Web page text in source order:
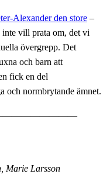
Alexander den store –
vill prata om, det vi
övergrepp. Det
och barn att
fick en del
och normbrytande ämnet.
Marie Larsson